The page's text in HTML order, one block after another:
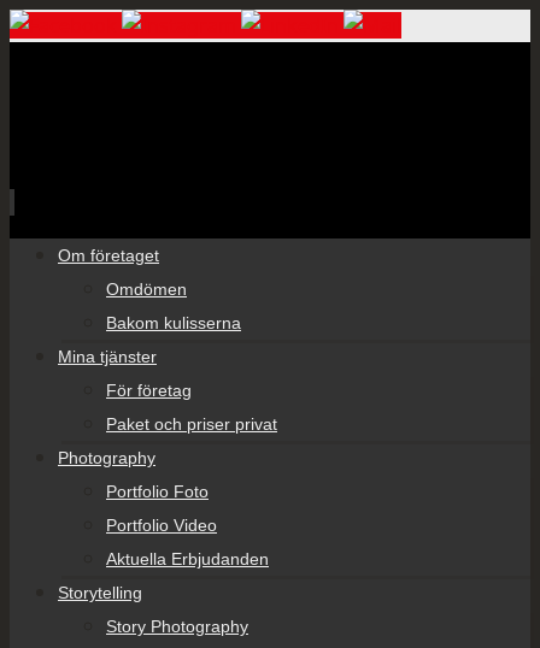
Om företaget
Omdömen
Bakom kulisserna
Mina tjänster
För företag
Paket och priser privat
Photography
Portfolio Foto
Portfolio Video
Aktuella Erbjudanden
Storytelling
Story Photography